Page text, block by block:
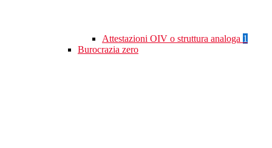
Attestazioni OIV o struttura analoga 1
Burocrazia zero